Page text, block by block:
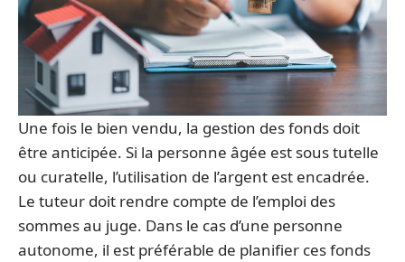
Une fois le bien vendu, la gestion des fonds doit
être anticipée. Si la personne âgée est sous tutelle
ou curatelle, l’utilisation de l’argent est encadrée.
Le tuteur doit rendre compte de l’emploi des
sommes au juge. Dans le cas d’une personne
autonome, il est préférable de planifier ces fonds